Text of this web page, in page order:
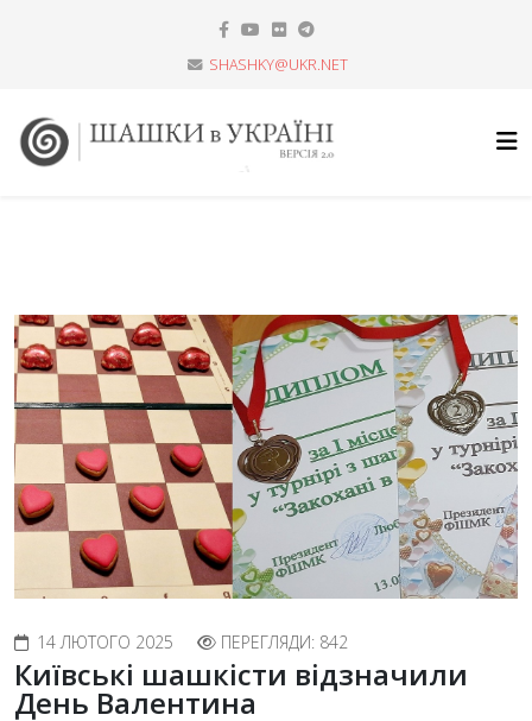
SHASHKY@UKR.NET
14 ЛЮТОГО 2025 ПЕРЕГЛЯДИ: 842
Київські шашкісти відзначили
День Валентина